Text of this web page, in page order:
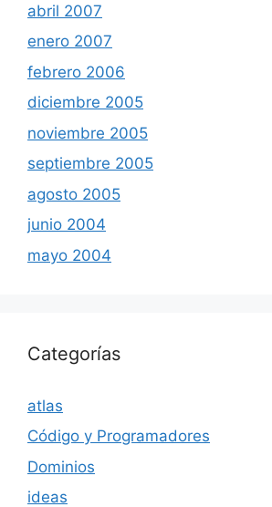
abril 2007
enero 2007
febrero 2006
diciembre 2005
noviembre 2005
septiembre 2005
agosto 2005
junio 2004
mayo 2004
Categorías
atlas
Código y Programadores
Dominios
ideas